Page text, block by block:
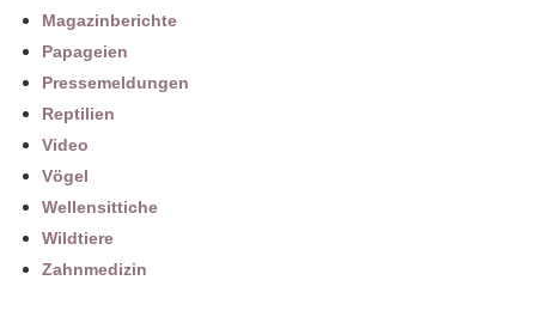
Magazinberichte
Papageien
Pressemeldungen
Reptilien
Video
Vögel
Wellensittiche
Wildtiere
Zahnmedizin